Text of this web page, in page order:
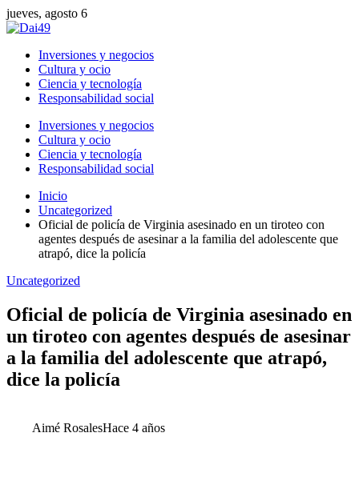
jueves, agosto 6
Inversiones y negocios
Cultura y ocio
Ciencia y tecnología
Responsabilidad social
Inversiones y negocios
Cultura y ocio
Ciencia y tecnología
Responsabilidad social
Inicio
Uncategorized
Oficial de policía de Virginia asesinado en un tiroteo con
agentes después de asesinar a la familia del adolescente que
atrapó, dice la policía
Uncategorized
Oficial de policía de Virginia asesinado en
un tiroteo con agentes después de asesinar
a la familia del adolescente que atrapó,
dice la policía
Aimé RosalesHace 4 años